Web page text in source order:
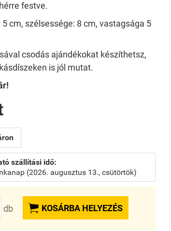
festve.
cm, szélsessége: 8 cm, vastagsága 5
csodás ajándékokat készíthetsz,
is jól mutat.
szállítási idő:
(2026. augusztus 13., csütörtök)
db  KOSÁRBA HELYEZÉS